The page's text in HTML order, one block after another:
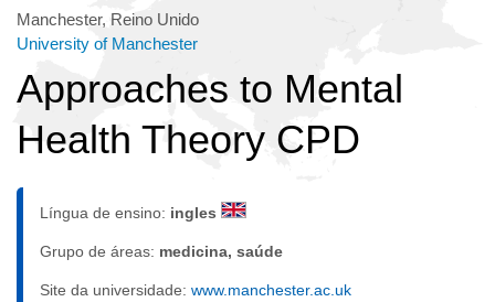
Manchester, Reino Unido
University of Manchester
Approaches to Mental
Health Theory CPD
Língua de ensino: ingles
Grupo de áreas: medicina, saúde
Site da universidade: www.manchester.ac.uk